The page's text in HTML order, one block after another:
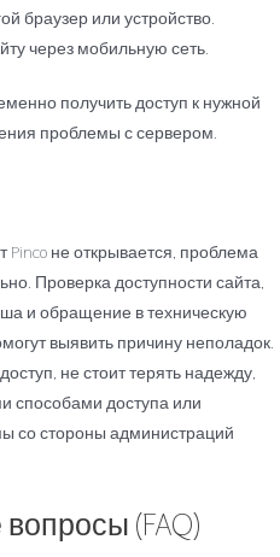
браузер или устройство.
через мобильную сеть.
получить доступ к нужной
проблемы с сервером.
Pinco не открывается, проблема
Проверка доступности сайта,
и обращение в техническую
выявить причину неполадок.
не стоит терять надежду,
способами доступа или
со стороны администраций
(FAQ)